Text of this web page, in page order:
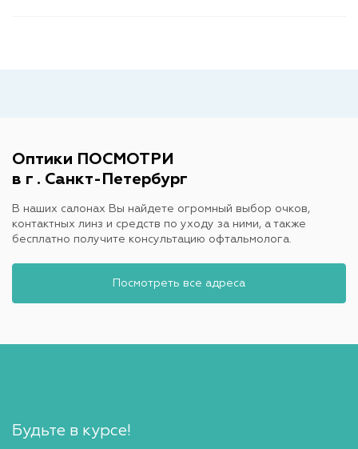
Оптики ПОСМОТРИ
в г . Санкт-Петербург
В наших салонах Вы найдете огромный выбор очков,
контактных линз и средств по уходу за ними, а также
бесплатно получите консультацию офтальмолога.
Посмотреть все адреса
Будьте в курсе!